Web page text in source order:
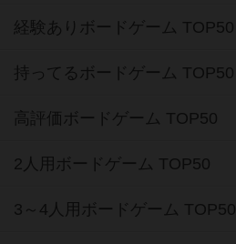
経験ありボードゲーム TOP50
持ってるボードゲーム TOP50
高評価ボードゲーム TOP50
2人用ボードゲーム TOP50
3～4人用ボードゲーム TOP50